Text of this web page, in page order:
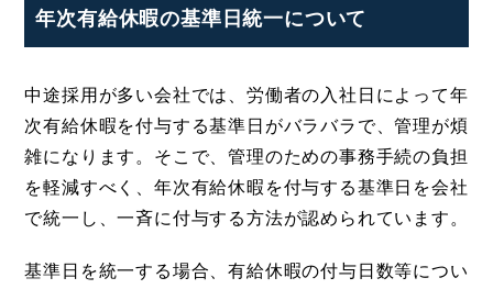
年次有給休暇の基準日統一について
中途採用が多い会社では、労働者の入社日によって年
次有給休暇を付与する基準日がバラバラで、管理が煩
雑になります。そこで、管理のための事務手続の負担
を軽減すべく、年次有給休暇を付与する基準日を会社
で統一し、一斉に付与する方法が認められています。
基準日を統一する場合、有給休暇の付与日数等につい